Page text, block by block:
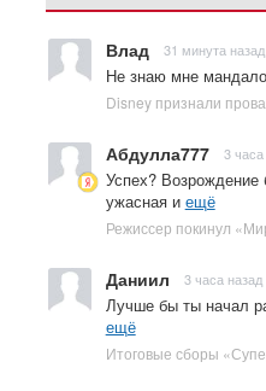
Влад 31 минута назад
Не знаю мне
Абдулла777 3
Успех?
ужасная и ещё
Даниил 3 часа назад
Лучше бы ты начал
ещё